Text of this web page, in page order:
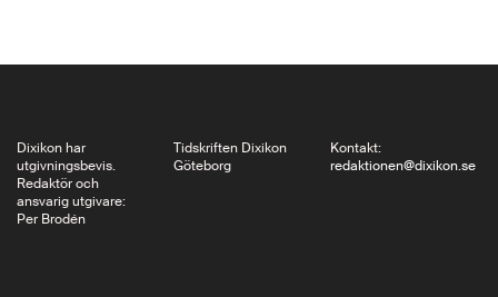
av nazisterna
Dixikon har
utgivningsbevis.
Redaktör och
ansvarig utgivare:
Per Brodén
Tidskriften Dixikon
Göteborg
Kontakt:
redaktionen@dixikon.se